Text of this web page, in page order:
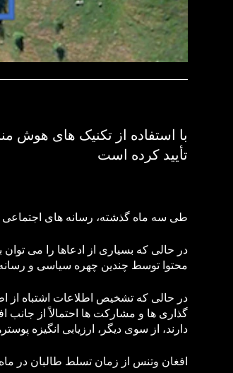
با استفاده از تکنیک های هوش
تأیید کرده است
طی سه ماه گذشته، رسانه های اجتماعی
در حالی که بسیاری از ادعاها را می
محتوا توسط چندین چهره سیاسی و
در حالی که تشخیص اطلاعات اشتباه از
گذاری ‌ها و مشارکت ‌ها احتمالاً از
دارند، از سوی دیگر، ارزیابی انگیزه
افغان وتنس از زمان تسلط طالبان در